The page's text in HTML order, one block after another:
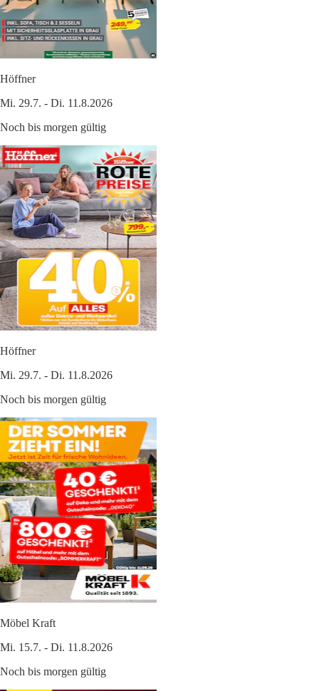
Höffner
Mi. 29.7. - Di. 11.8.2026
Noch bis morgen gültig
Höffner
Mi. 29.7. - Di. 11.8.2026
Noch bis morgen gültig
Möbel Kraft
Mi. 15.7. - Di. 11.8.2026
Noch bis morgen gültig